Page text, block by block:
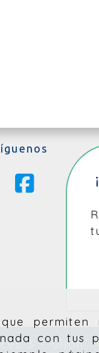
permiten
con tus
3 -Gijón